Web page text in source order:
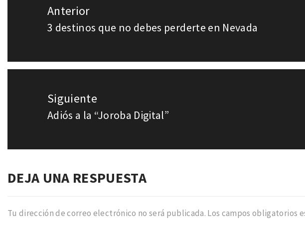
entradas
Anterior
Entrada
3 destinos que no debes perderte en Nevada
Siguiente
Entrada
Adiós a la “Joroba Digital”
DEJA UNA RESPUESTA
Tu dirección de correo electrónico no será publicada. Los campos obligatorios